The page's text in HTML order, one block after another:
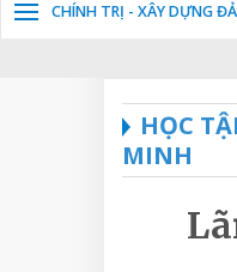
CHÍNH TRỊ - XÂY DỰNG
HỌC
MINH